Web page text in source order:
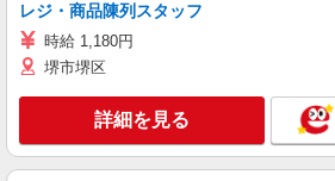
レジ・商品陳列スタッフ
時給 1,180円
堺市堺区
詳細を見る